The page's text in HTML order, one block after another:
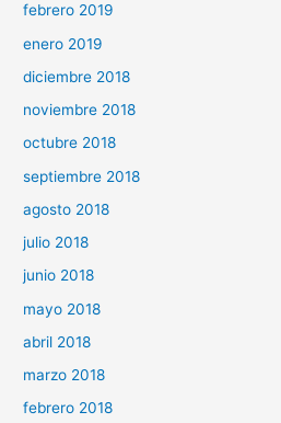
febrero 2019
enero 2019
diciembre 2018
noviembre 2018
octubre 2018
septiembre 2018
agosto 2018
julio 2018
junio 2018
mayo 2018
abril 2018
marzo 2018
febrero 2018